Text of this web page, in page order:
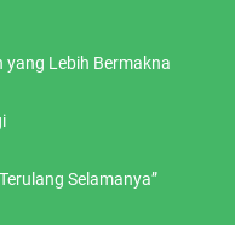
yang Lebih Bermakna
Selamanya”